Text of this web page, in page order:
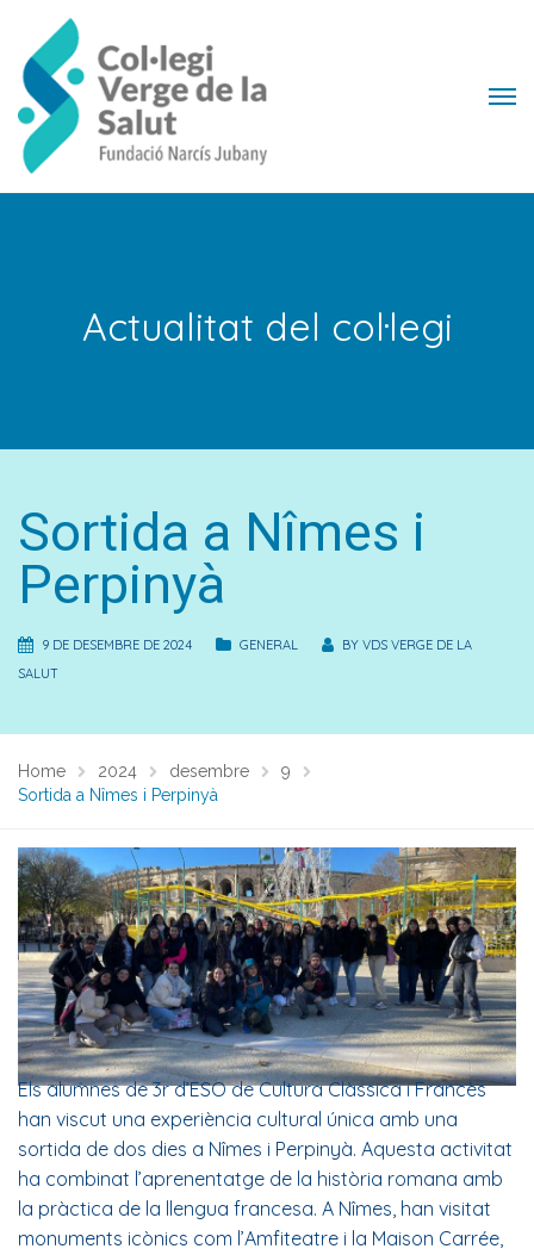
Actualitat del col·legi
Sortida a Nîmes i
Perpinyà
9 DE DESEMBRE DE 2024 GENERAL BY VDS VERGE DE LA
SALUT
Home 2024 desembre
9
Sortida a Nîmes i Perpinyà
Els alumnes de 3r d’ESO de Cultura Clàssica i Francès
han viscut una experiència cultural única amb una
sortida de dos dies a Nîmes i Perpinyà. Aquesta activitat
ha combinat l’aprenentatge de la història romana amb
la pràctica de la llengua francesa. A Nîmes, han visitat
monuments icònics com l’Amfiteatre i la Maison Carrée,